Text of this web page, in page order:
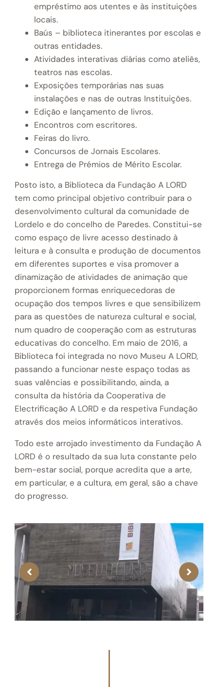
empréstimo aos utentes e às instituições
locais.
Baús – biblioteca itinerantes por escolas e
outras entidades.
Atividades interativas diárias como ateliês,
teatros nas escolas.
Exposições temporárias nas suas
instalações e nas de outras Instituições.
Edição e lançamento de livros.
Encontros com escritores.
Feiras do livro.
Concursos de Jornais Escolares.
Entrega de Prémios de Mérito Escolar.
Posto isto, a Biblioteca da Fundação A LORD
tem como principal objetivo contribuir para o
desenvolvimento cultural da comunidade de
Lordelo e do concelho de Paredes. Constitui-se
como espaço de livre acesso destinado à
leitura e à consulta e produção de documentos
em diferentes suportes e visa promover a
dinamização de atividades de animação que
proporcionem formas enriquecedoras de
ocupação dos tempos livres e que sensibilizem
para as questões de natureza cultural e social,
num quadro de cooperação com as estruturas
educativas do concelho. Em maio de 2016, a
Biblioteca foi integrada no novo Museu A LORD,
passando a funcionar neste espaço todas as
suas valências e possibilitando, ainda, a
consulta da história da Cooperativa de
Electrificação A LORD e da respetiva Fundação
através dos meios informáticos interativos.
Todo este arrojado investimento da Fundação A
LORD é o resultado da sua luta constante pelo
bem-estar social, porque acredita que a arte,
em particular, e a cultura, em geral, são a chave
do progresso.